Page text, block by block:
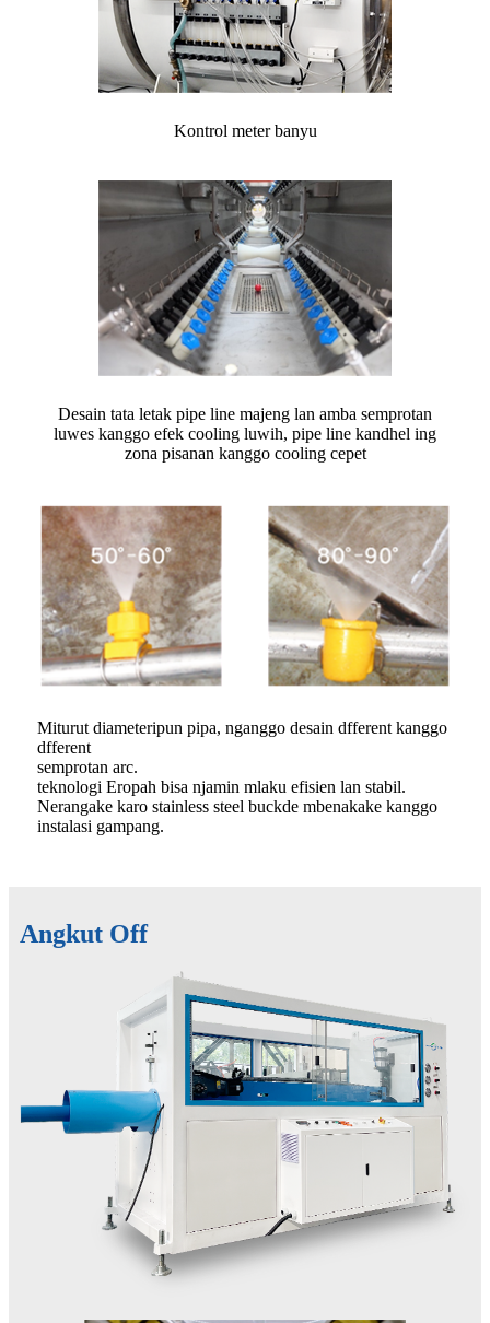
Kontrol meter banyu
Desain tata letak pipe line majeng lan amba semprotan
luwes kanggo efek cooling luwih, pipe line kandhel ing
zona pisanan kanggo cooling cepet
Miturut diameteripun pipa, nganggo desain dfferent kanggo
dfferent
semprotan arc.
teknologi Eropah bisa njamin mlaku efisien lan stabil.
Nerangake karo stainless steel buckde mbenakake kanggo
instalasi gampang.
Angkut Off